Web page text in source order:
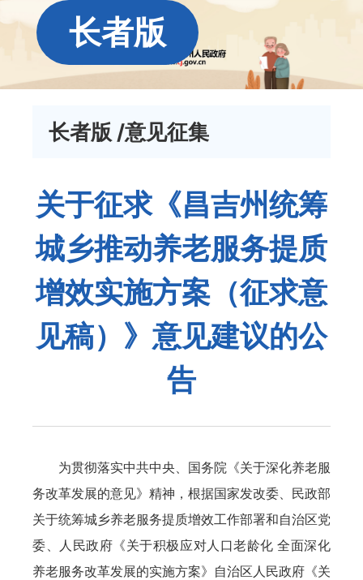
长者版
长者版 /意见征集
关于征求《昌吉州统筹
城乡推动养老服务提质
增效实施方案（征求意
见稿）》意见建议的公
告
为贯彻落实中共中央、国务院《关于深化养老服
务改革发展的意见》精神，根据国家发改委、民政部
关于统筹城乡养老服务提质增效工作部署和自治区党
委、人民政府《关于积极应对人口老龄化 全面深化
养老服务改革发展的实施方案》自治区人民政府《关